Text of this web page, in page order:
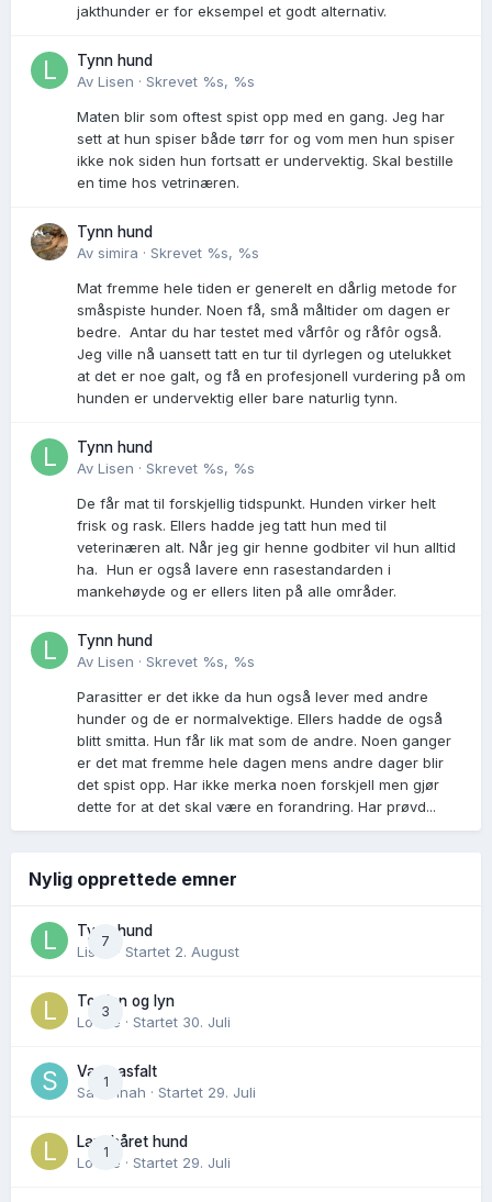
jakthunder er for eksempel et godt alternativ.
Tynn hund
Av Lisen · Skrevet %s, %s
Maten blir som oftest spist opp med en gang. Jeg har
sett at hun spiser både tørr for og vom men hun spiser
ikke nok siden hun fortsatt er undervektig. Skal bestille
en time hos vetrinæren.
Tynn hund
Av simira · Skrevet %s, %s
Mat fremme hele tiden er generelt en dårlig metode for
småspiste hunder. Noen få, små måltider om dagen er
bedre. Antar du har testet med vårfôr og råfôr også.
Jeg ville nå uansett tatt en tur til dyrlegen og utelukket
at det er noe galt, og få en profesjonell vurdering på om
hunden er undervektig eller bare naturlig tynn.
Tynn hund
Av Lisen · Skrevet %s, %s
De får mat til forskjellig tidspunkt. Hunden virker helt
frisk og rask. Ellers hadde jeg tatt hun med til
veterinæren alt. Når jeg gir henne godbiter vil hun alltid
ha. Hun er også lavere enn rasestandarden i
mankehøyde og er ellers liten på alle områder.
Tynn hund
Av Lisen · Skrevet %s, %s
Parasitter er det ikke da hun også lever med andre
hunder og de er normalvektige. Ellers hadde de også
blitt smitta. Hun får lik mat som de andre. Noen ganger
er det mat fremme hele dagen mens andre dager blir
det spist opp. Har ikke merka noen forskjell men gjør
dette for at det skal være en forandring. Har prøvd...
Nylig opprettede emner
7
Tynn hund
Lisen
· Startet 2. August
3
Torden og lyn
Lovise · Startet 30. Juli
1
Varm asfalt
Savannah · Startet 29. Juli
1
Langhåret hund
Lovise · Startet 29. Juli